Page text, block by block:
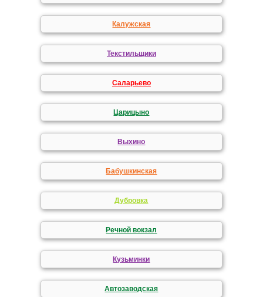
Калужская
Текстильщики
Саларьево
Царицыно
Выхино
Бабушкинская
Дубровка
Речной вокзал
Кузьминки
Автозаводская